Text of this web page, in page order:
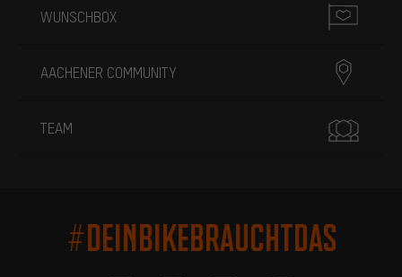
WUNSCHBOX
AACHENER COMMUNITY
TEAM
#DEINBIKEBRAUCHTDAS